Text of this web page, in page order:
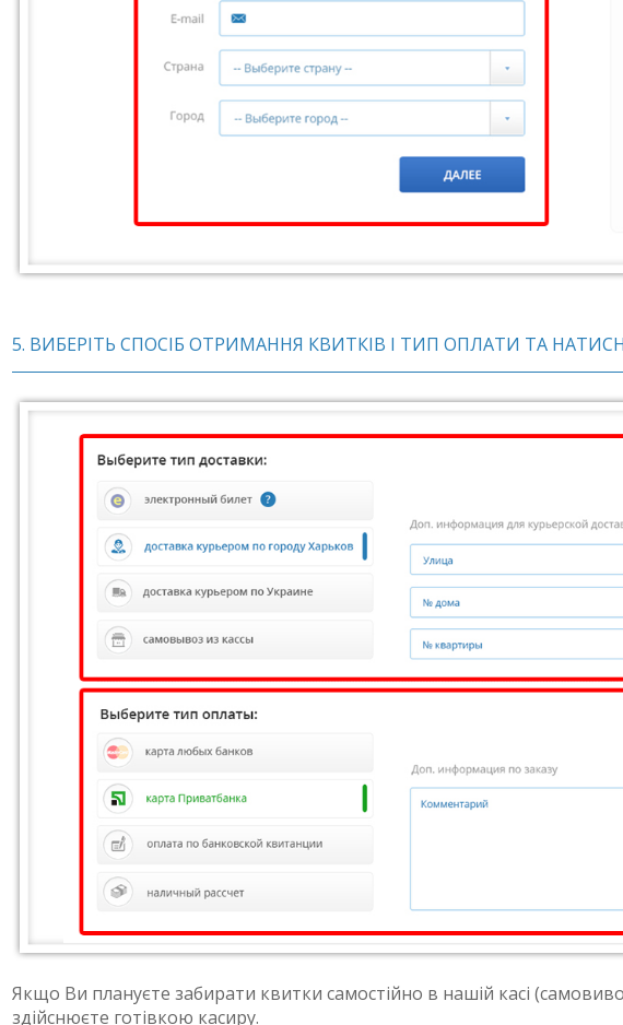
5. ВИБЕРІТЬ СПОСІБ ОТРИМАННЯ КВИТКІВ І ТИП ОПЛАТИ ТА
Якщо Ви плануєте забирати квитки самостійно в нашій касі
здійснюєте готівкою касиру.